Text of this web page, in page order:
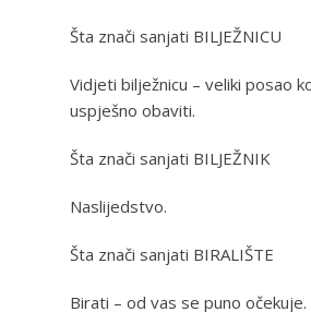
Šta znači sanjati BILJEŽNICU
Vidjeti bilježnicu – veliki posao
uspješno obaviti.
Šta znači sanjati BILJEŽNIK
Naslijedstvo.
Šta znači sanjati BIRALIŠTE
Birati – od vas se puno očekuje.